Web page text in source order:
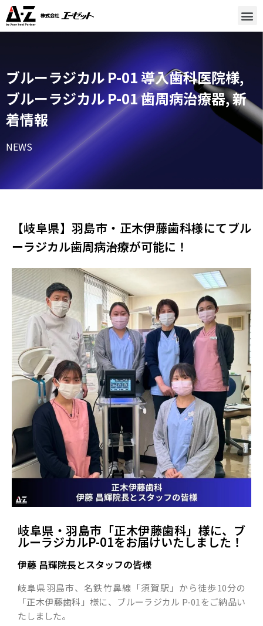
ブルーラジカル P-01 導入歯科医院様,
ブルーラジカル P-01 歯周病治療器,新
着情報
NEWS
【岐阜県】羽島市・正木伊藤歯科様​にてブル
ーラジカル歯周病治療が可能に！
岐阜県・羽島市「正木伊藤歯科」様に、ブ
ルーラジカルP-01をお届けいたしました！
伊藤 昌輝院長とスタッフの皆様
岐阜県羽島市、名鉄竹鼻線「須賀駅」から徒歩10分の
「正木伊藤歯科」様に、ブルーラジカル P-01をご納品い
たしました。